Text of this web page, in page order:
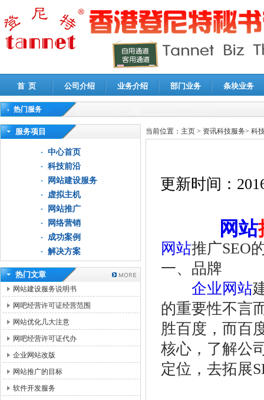
首 页 公司介绍 业务介绍 部门业务 条块业务
热门服务
高新技术企业认定审计|企业所得税汇算清缴申报鉴证
服务项目
中心首页
科技前沿
网站建设服务
虚拟主机
网站推广
网络营销
成功案例
解决方案
热门文章
网站建设服务说明书
网吧经营许可证经营范围
网站优化几大注意
网吧经营许可证代办
企业网站改版
网站推广的目标
软件开发服务
当前位置： 主页 > 资讯科技服务> 科
更新时间：
网站
网站推广SEO
一、品牌
企业网站
的重要性不言
胜百度，而百
核心，了解公
定位，去拓展